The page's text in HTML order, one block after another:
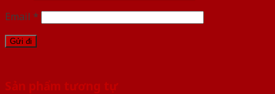
Email *
Sản phẩm tương tự